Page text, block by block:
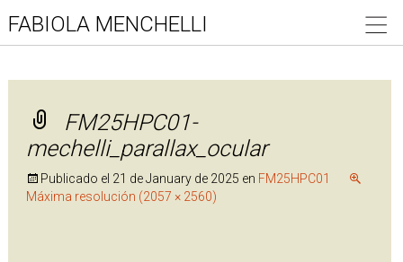
FABIOLA MENCHELLI
FM25HPC01-
mechelli_parallax_ocular
Publicado el 21 de January de 2025 en FM25HPC01
Máxima resolución (2057 × 2560)